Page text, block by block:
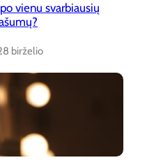
vienu svarbiausių
birželio